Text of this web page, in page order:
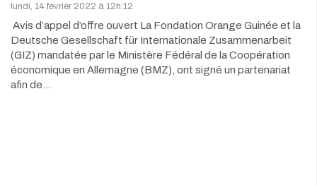
lundi, 14 février 2022 à 12h:12
Avis d’appel d’offre ouvert La Fondation Orange Guinée et la
Deutsche Gesellschaft für Internationale Zusammenarbeit
(GIZ) mandatée par le Ministère Fédéral de la Coopération
économique en Allemagne (BMZ), ont signé un partenariat
afin de…